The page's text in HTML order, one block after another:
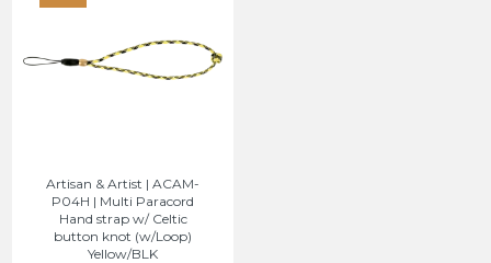
Artisan & Artist | ACAM-
P04H | Multi Paracord
Hand strap w/ Celtic
button knot (w/Loop)
Yellow/BLK